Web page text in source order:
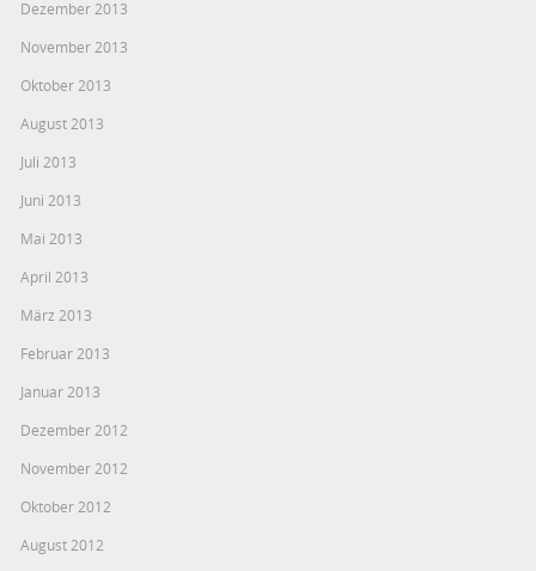
Dezember 2013
November 2013
Oktober 2013
August 2013
Juli 2013
Juni 2013
Mai 2013
April 2013
März 2013
Februar 2013
Januar 2013
Dezember 2012
November 2012
Oktober 2012
August 2012